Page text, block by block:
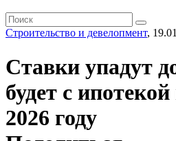
Строительство и девелопмент,
Ставки упадут
будет с
2026 году